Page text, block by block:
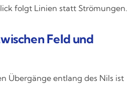
folgt Linien statt Strömungen.
Feld und
Übergänge entlang des Nils ist